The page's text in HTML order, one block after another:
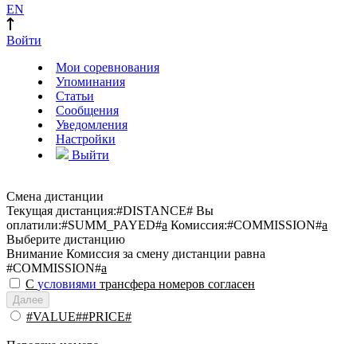
EN
Войти
Мои соревнования
Упоминания
Статьи
Сообщения
Уведомления
Настройки
Выйти
Смена дистанции
Текущая дистанция:#DISTANCE# Вы
оплатили:#SUMM_PAYED#a Комиссия:#COMMISSION#a
Выберите дистанцию
Внимание Комиссия за смену дистанции равна
#COMMISSION#a
С условиями трансфера номеров согласен
Далее
#VALUE##PRICE#